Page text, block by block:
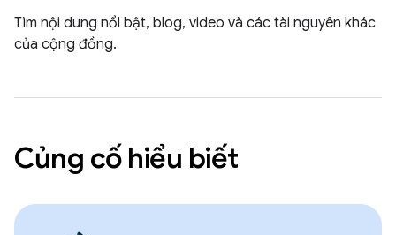
Tìm nội dung nổi bật, blog, video và các tài nguyên khác
của cộng đồng.
Củng cố hiểu biết